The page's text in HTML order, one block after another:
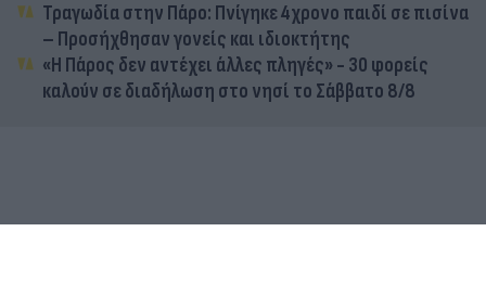
Τραγωδία στην Πάρο: Πνίγηκε 4χρονο παιδί σε πισίνα
– Προσήχθησαν γονείς και ιδιοκτήτης
«Η Πάρος δεν αντέχει άλλες πληγές» - 30 φορείς
καλούν σε διαδήλωση στο νησί το Σάββατο 8/8